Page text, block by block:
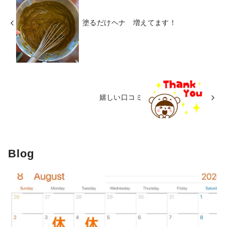
塗るだけヘナ 増えてます！
嬉しい口コミ
Blog